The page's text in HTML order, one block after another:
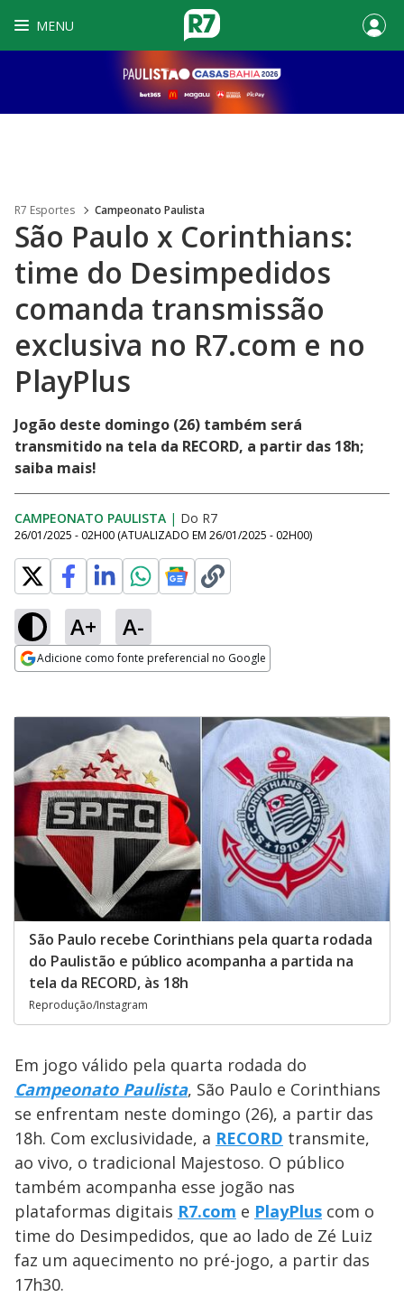
MENU
R7 Esportes Campeonato Paulista
São Paulo x Corinthians:
time do Desimpedidos
comanda transmissão
exclusiva no R7.com e no
PlayPlus
Jogão deste domingo (26) também será
transmitido na tela da RECORD, a partir das 18h;
saiba mais!
CAMPEONATO PAULISTA | Do R7
26/01/2025 - 02H00 (ATUALIZADO EM 26/01/2025 - 02H00)
A+ A-
Adicione como fonte preferencial no Google
São Paulo recebe Corinthians pela quarta rodada
do Paulistão e público acompanha a partida na
tela da RECORD, às 18h
Reprodução/Instagram
Em jogo válido pela quarta rodada do
Campeonato Paulista, São Paulo e Corinthians
se enfrentam neste domingo (26), a partir das
18h. Com exclusividade, a RECORD transmite,
ao vivo, o tradicional Majestoso. O público
também acompanha esse jogão nas
plataformas digitais R7.com e PlayPlus com o
time do Desimpedidos, que ao lado de Zé Luiz
faz um aquecimento no pré-jogo, a partir das
17h30.